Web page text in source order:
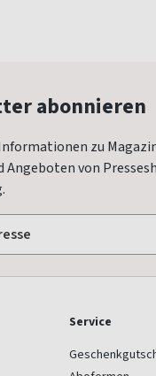
abonnieren
zu
Angeboten von
Service